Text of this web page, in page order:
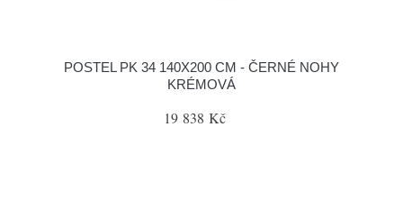
POSTEL PK 34 140X200 CM - ČERNÉ NOHY
KRÉMOVÁ
19 838 Kč